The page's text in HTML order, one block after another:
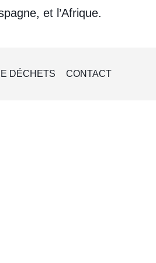
et l’Afrique.
DÉCHETS CONTACT